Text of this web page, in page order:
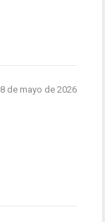
8 de mayo de 2026